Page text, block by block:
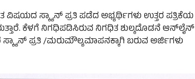
ವಿಷಯದ ಸ್ಕ್ಯಾನ್ ಪ್ರತಿ ಪಡೆದ ಅಭ್ಯರ್ಥಿಗಳು ಉತ್ತರ ಪತ್ರಿಕೆಯ
ಕೆಳಗೆ ನಿಗಧಿಪಡಿಸಿರುವ ನಿಗಧಿತ ಶುಲ್ಕದೊಡನೆ ಆನ್‌ಲೈನ್
ಪ್ರತಿ /ಮರುಮೌಲ್ಯಮಾಪನಕ್ಕಾಗಿ ಬರುವ ಅರ್ಜಿಗಳು